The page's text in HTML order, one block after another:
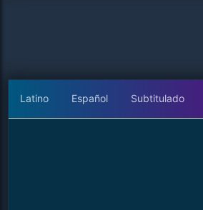
Latino Español Subtitulado